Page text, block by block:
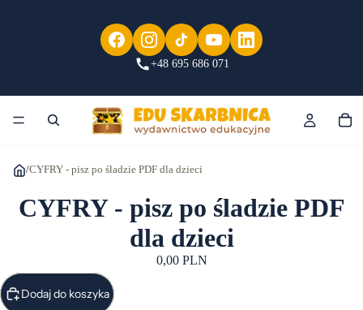
+48 695 686 071
/CYFRY - pisz po śladzie PDF dla dzieci
CYFRY - pisz po śladzie PDF
dla dzieci
0,00 PLN
Dodaj do koszyka